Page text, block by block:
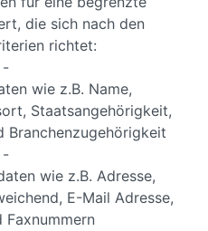
die sich nach den
richtet:
-
wie z.B. Name,
Staatsangehörigkeit,
Branchenzugehörigkeit
-
wie z.B. Adresse,
E-Mail Adresse,
Faxnummern